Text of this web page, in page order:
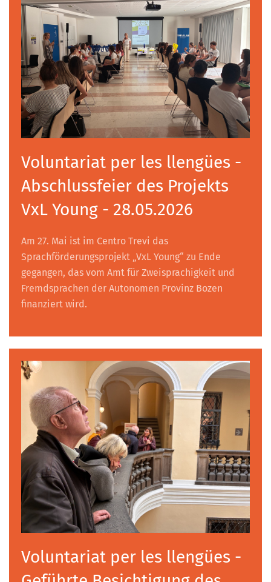
Voluntariat per les llengües -
Abschlussfeier des Projekts
VxL Young - 28.05.2026
Am 27. Mai ist im Centro Trevi das
Sprachförderungsprojekt „VxL Young“ zu Ende
gegangen, das vom Amt für Zweisprachigkeit und
Fremdsprachen der Autonomen Provinz Bozen
finanziert wird.
Voluntariat per les llengües -